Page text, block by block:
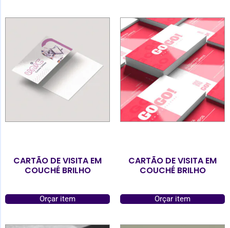
CARTÃO DE VISITA EM
COUCHÉ BRILHO
Orçar item
CARTÃO DE VISITA EM
COUCHÉ BRILHO
Orçar item